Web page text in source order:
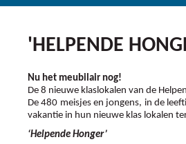
'HELPENDE
Nu het meubilair nog!
De 8 nieuwe klaslokalen van de
De 480 meisjes en jongens, in de
vakantie in hun nieuwe klas lokalen
‘Helpende Honger’